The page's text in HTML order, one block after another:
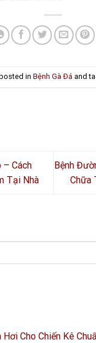
in Bệnh Gà Đáand
– Cách
Tại Nhà
Bệnh
Chữa
Hơi Cho Chiến Kê